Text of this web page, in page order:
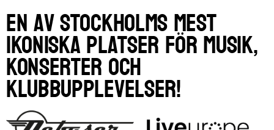
En av Stockholms mest
ikoniska platser för musik,
konserter och
klubbupplevelser!